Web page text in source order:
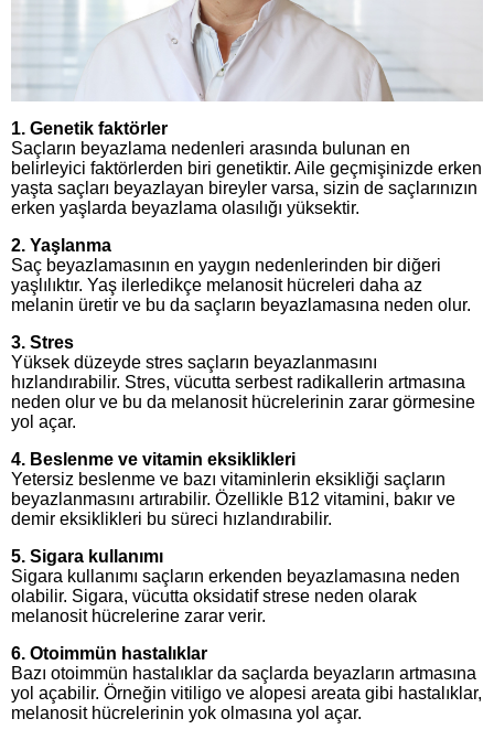
1. Genetik faktörler
Saçların beyazlama nedenleri arasında bulunan en
belirleyici faktörlerden biri genetiktir. Aile geçmişinizde erken
yaşta saçları beyazlayan bireyler varsa, sizin de saçlarınızın
erken yaşlarda beyazlama olasılığı yüksektir.
2. Yaşlanma
Saç beyazlamasının en yaygın nedenlerinden bir diğeri
yaşlılıktır. Yaş ilerledikçe melanosit hücreleri daha az
melanin üretir ve bu da saçların beyazlamasına neden olur.
3. Stres
Yüksek düzeyde stres saçların beyazlanmasını
hızlandırabilir. Stres, vücutta serbest radikallerin artmasına
neden olur ve bu da melanosit hücrelerinin zarar görmesine
yol açar.
4. Beslenme ve vitamin eksiklikleri
Yetersiz beslenme ve bazı vitaminlerin eksikliği saçların
beyazlanmasını artırabilir. Özellikle B12 vitamini, bakır ve
demir eksiklikleri bu süreci hızlandırabilir.
5. Sigara kullanımı
Sigara kullanımı saçların erkenden beyazlamasına neden
olabilir. Sigara, vücutta oksidatif strese neden olarak
melanosit hücrelerine zarar verir.
6. Otoimmün hastalıklar
Bazı otoimmün hastalıklar da saçlarda beyazların artmasına
yol açabilir. Örneğin vitiligo ve alopesi areata gibi hastalıklar,
melanosit hücrelerinin yok olmasına yol açar.